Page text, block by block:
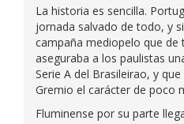
La historia es sencilla.
jornada salvado de todo, y
campaña mediopelo que de
aseguraba a los paulistas
Serie A del Brasileirao, y
Gremio el carácter de poco
Fluminense por su parte